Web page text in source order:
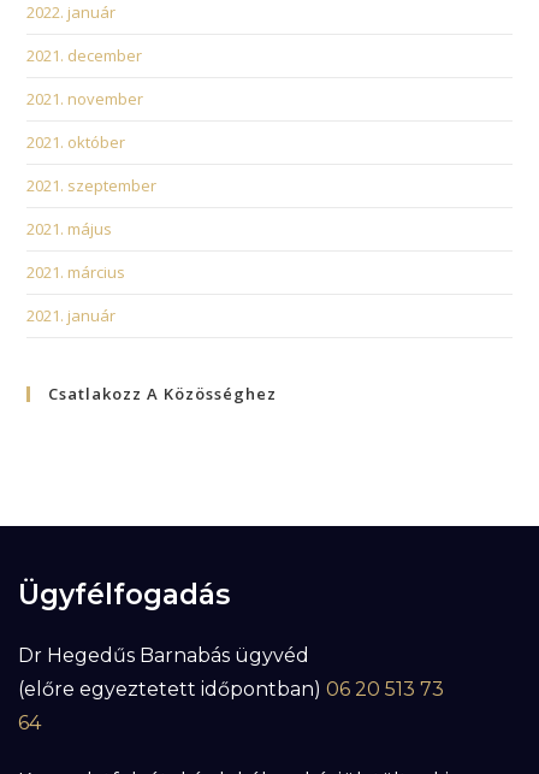
2022. január
2021. december
2021. november
2021. október
2021. szeptember
2021. május
2021. március
2021. január
Csatlakozz A Közösséghez
Ügyfélfogadás
Dr Hegedűs Barnabás ügyvéd
(előre egyeztetett időpontban) 06 20 513 73
64